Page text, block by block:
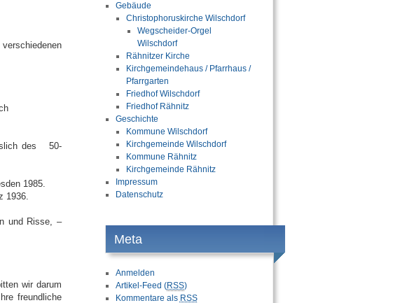
des 50-
1985.
1936.
und Risse, –
wir darum
freundliche
Gebäude
Christophoruskirche Wilschdorf
Wegscheider-Orgel
Wilschdorf
Rähnitzer Kirche
Kirchgemeindehaus / Pfarrhaus /
Pfarrgarten
Friedhof Wilschdorf
Friedhof Rähnitz
Geschichte
Kommune Wilschdorf
Kirchgemeinde Wilschdorf
Kommune Rähnitz
Kirchgemeinde Rähnitz
Impressum
Datenschutz
Meta
Anmelden
Artikel-Feed (RSS)
Kommentare als RSS